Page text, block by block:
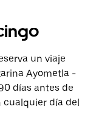
un viaje
Ayometla -
días antes de
cualquier día del